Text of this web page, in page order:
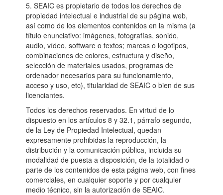
5. SEAIC es propietario de todos los derechos de
propiedad intelectual e industrial de su página web,
así como de los elementos contenidos en la misma (a
título enunciativo: imágenes, fotografías, sonido,
audio, vídeo, software o textos; marcas o logotipos,
combinaciones de colores, estructura y diseño,
selección de materiales usados, programas de
ordenador necesarios para su funcionamiento,
acceso y uso, etc), titularidad de SEAIC o bien de sus
licenciantes.
Todos los derechos reservados. En virtud de lo
dispuesto en los artículos 8 y 32.1, párrafo segundo,
de la Ley de Propiedad Intelectual, quedan
expresamente prohibidas la reproducción, la
distribución y la comunicación pública, incluida su
modalidad de puesta a disposición, de la totalidad o
parte de los contenidos de esta página web, con fines
comerciales, en cualquier soporte y por cualquier
medio técnico, sin la autorización de SEAIC.